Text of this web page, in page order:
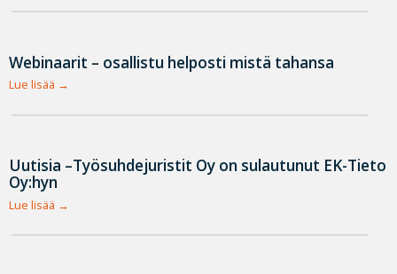
Webinaarit – osallistu helposti mistä tahansa
Lue lisää
Uutisia –Työsuhdejuristit Oy on sulautunut EK-Tieto
Oy:hyn
Lue lisää